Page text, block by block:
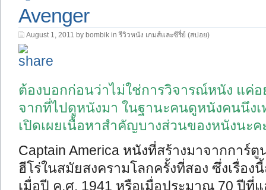
Avenger
August 1, 2011 by bombik inรีวิวหนัง เกมส์และซีรี่ย์ (สปอย)
ต้องบอกก่อนว่าไม่ใช่การวิจารณ์หนัง แค่
จากที่ไปดูหนังมา ในฐานะคนดูหนังคนนึง
เปิดเผยเนื้อหาสำคัญบางส่วนของหนังนะค
Captain America หนังที่สร้างมาจากการ์
ฮีโร่ในสมัยสงครามโลกครั้งที่สอง ซึ่งเรื่อ
เมื่อปี ค.ศ. 1941 หรือเมื่อประมาณ 70 ปีที่